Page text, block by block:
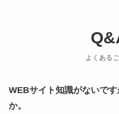
よくある
WEBサイト知識がないで
か。